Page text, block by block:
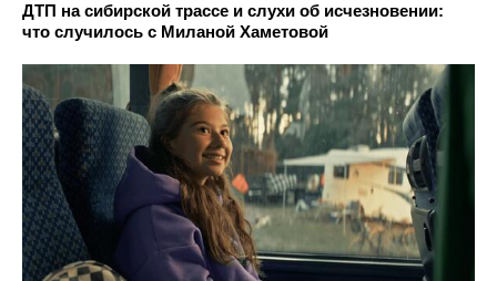
ДТП на сибирской трассе и слухи об исчезновении:
что случилось с Миланой Хаметовой